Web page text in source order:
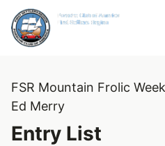
FSR Mountain Frolic
Ed Merry
Entry List